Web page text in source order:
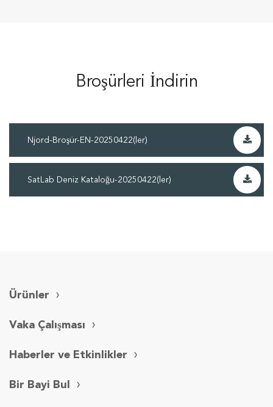
Broşürleri İndirin
Njord-Broşür-EN-20250422(ler)
SatLab Deniz Kataloğu-20250422(ler)
Ürünler
Vaka Çalışması
Haberler ve Etkinlikler
Bir Bayi Bul